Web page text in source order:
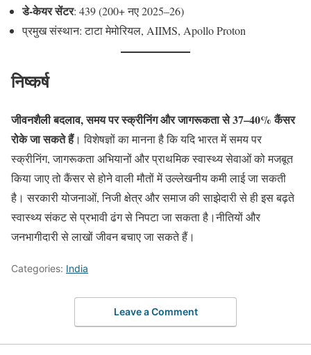
डे-केयर सेंटर: 439 (200+ नए 2025–26)
प्रमुख संस्थान: टाटा मेमोरियल, AIIMS, Apollo Proton
निष्कर्ष
जीवनशैली बदलाव, समय पर स्क्रीनिंग और जागरूकता से 37–40% कैंसर
रोके जा सकते हैं। विशेषज्ञों का मानना है कि यदि भारत में समय पर
स्क्रीनिंग, जागरूकता अभियानों और प्राथमिक स्वास्थ्य सेवाओं को मजबूत
किया जाए तो कैंसर से होने वाली मौतों में उल्लेखनीय कमी लाई जा सकती
है। सरकारी योजनाओं, निजी क्षेत्र और समाज की साझेदारी से ही इस बढ़ते
स्वास्थ्य संकट से प्रभावी ढंग से निपटा जा सकता है।नीतियों और
जनभागीदारी से लाखों जीवन बचाए जा सकते हैं।
Categories: India
Leave a Comment